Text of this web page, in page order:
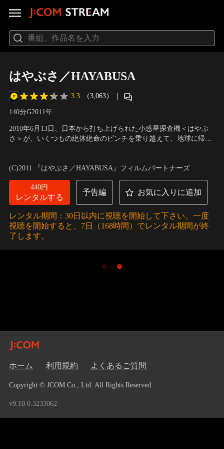
はやぶさ／HAYABUSA
3.3 （3,063） ｜
140分G2011年
2010年6月13日、日本から打ち上げられた小惑星探査機＜はやぶ
さ＞が、いくつもの絶体絶命のピンチを乗り越えて、地球に帰っ
間・60億キロに及ぶ旅を支えたプロジェクトチームの、闘いの
日々を追いかけた、感動のエンタテインメント！
(C)2011 『はやぶさ／HAYABUSA』フィルムパートナーズ
440円
レンタルする
予告編 お気に入りに追加
レンタル期間：30日以内に視聴を開始して下さい。一度
視聴を開始すると、7日（168時間）でレンタル期間が終
了します。
ホーム 利用規約 よくあるご質問
Copyright © JCOM Co., Ltd. All Rights Reserved.
v9.10.0.3233062